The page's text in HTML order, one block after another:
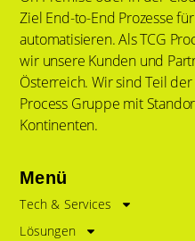
Ziel End-to-End Prozesse
automatisieren. Als TCG
wir unsere Kunden und
Österreich. Wir sind Teil
Process Gruppe mit
Kontinenten.
Menü
Tech & Services
Lösungen